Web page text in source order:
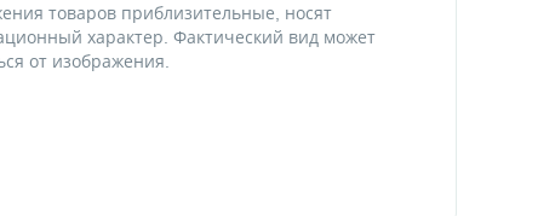
товаров приблизительные, носят
характер. Фактический вид может
от изображения.